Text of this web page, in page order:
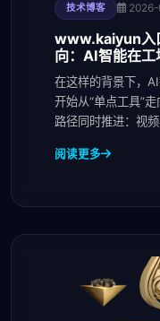
技术博客 2026-
www.kaiyun入
向：AI智能在工
步提升安全巡检
在这样的背景下，
开始从“单点工具”
路径同时推进：视
阅读更多